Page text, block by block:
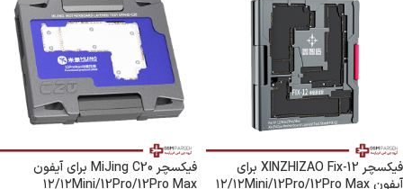
فیکسچر XINZHIZAO Fix-12 برای
آیفون ۱۲/۱۲Mini/12Pro/12Pro Max
فیکسچر MiJing C20 برای آیفون
۱۲/۱۲Mini/12Pro/12Pro Max